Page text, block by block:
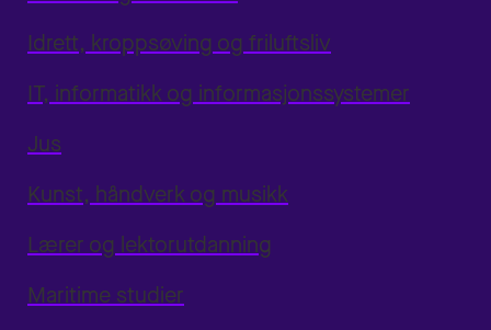
Idrett, kroppsøving og friluftsliv
IT, informatikk og informasjonssystemer
Jus
Kunst, håndverk og musikk
Lærer og lektorutdanning
Maritime studier